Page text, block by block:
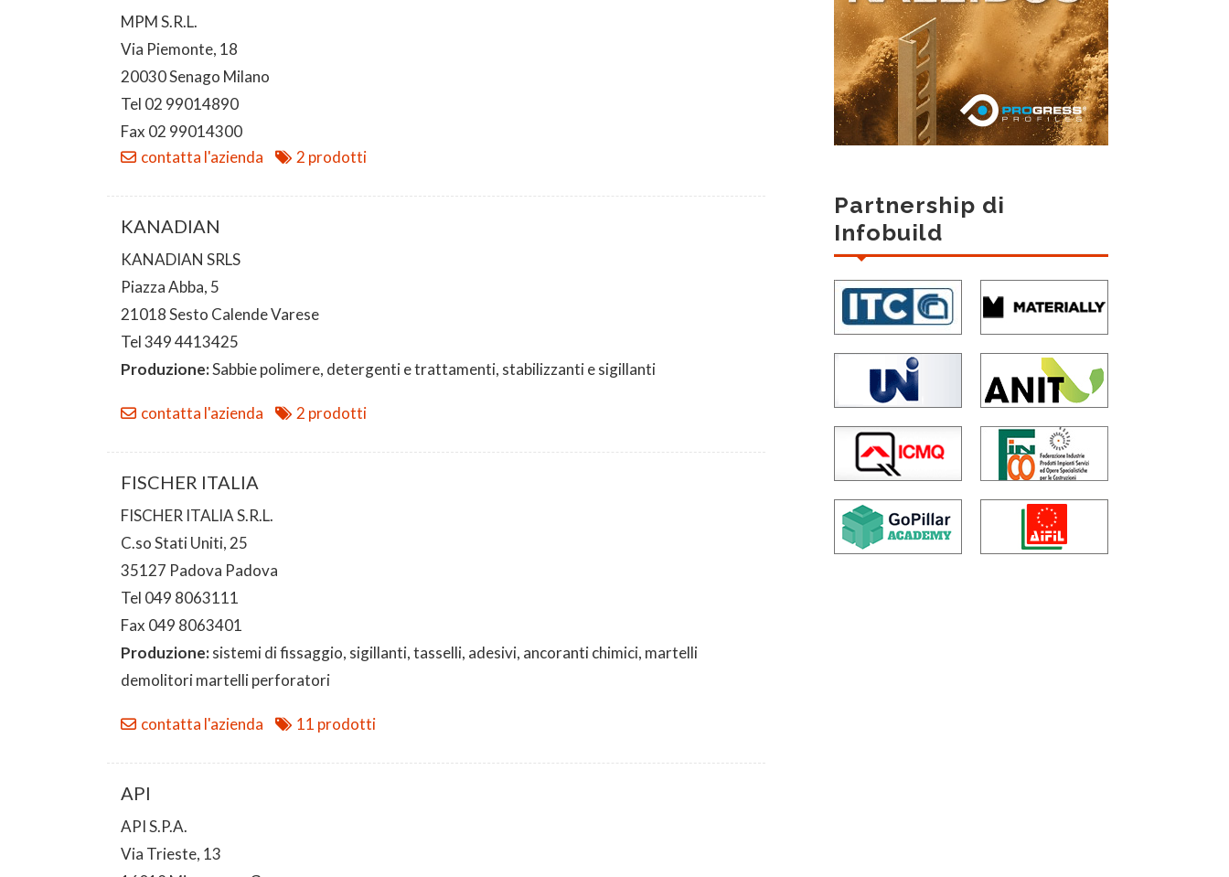
MPM S.R.L.
Via Piemonte, 18
20030 Senago Milano
Tel 02 99014890
Fax 02 99014300
contatta l'azienda
2 prodotti
KANADIAN
KANADIAN SRLS
Piazza Abba, 5
21018 Sesto Calende Varese
Tel 349 4413425
Produzione:Sabbie polimere, detergenti e trattamenti, stabilizzanti e sigillanti
contatta l'azienda 2 prodotti
FISCHER ITALIA
FISCHER ITALIA S.R.L.
C.so Stati Uniti, 25
35127 Padova Padova
Tel 049 8063111
Fax 049 8063401
Produzione:sistemi di fissaggio, sigillanti, tasselli, adesivi, ancoranti chimici, martelli
demolitori martelli perforatori
contatta l'azienda 11 prodotti
API
API S.P.A.
Via Trieste, 13
Partnership di
Infobuild